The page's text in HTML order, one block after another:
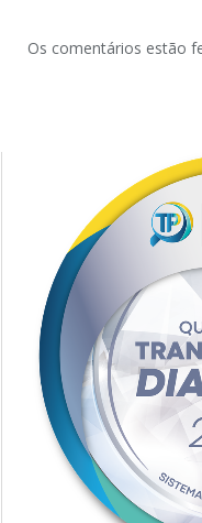
Os comentários estão